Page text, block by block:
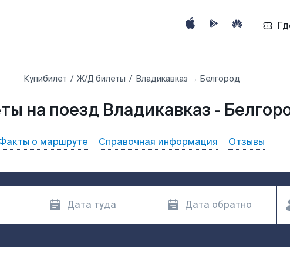
Купибилет Ж/Д билеты Владикавказ → Белгород
на поезд Владикавказ -
о маршруте Справочная информация Отзывы